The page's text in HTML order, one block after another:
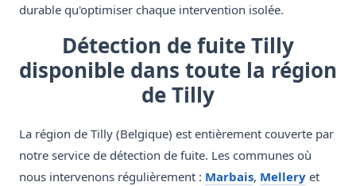
durable qu'optimiser chaque intervention isolée.
Détection de fuite Tilly
disponible dans toute la région
de Tilly
La région de Tilly (Belgique) est entièrement couverte par
notre service de détection de fuite. Les communes où
nous intervenons régulièrement : Marbais, Mellery et